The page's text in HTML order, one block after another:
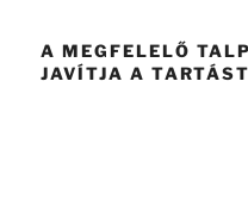
A MEGFELELŐ
JAVÍTJA A TARTÁST